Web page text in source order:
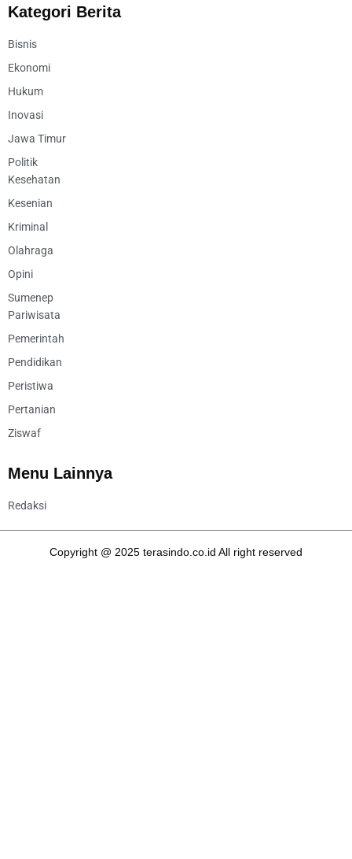
Kategori Berita
Bisnis
Ekonomi
Hukum
Inovasi
Jawa Timur
Politik
Kesehatan
Kesenian
Kriminal
Olahraga
Opini
Sumenep
Pariwisata
Pemerintah
Pendidikan
Peristiwa
Pertanian
Ziswaf
Menu Lainnya
Redaksi
Copyright @ 2025 terasindo.co.id All right reserved